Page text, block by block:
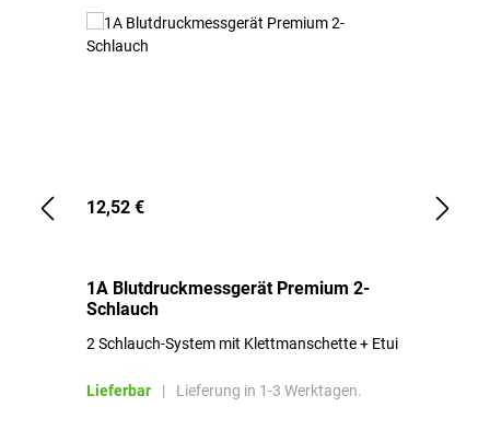
12,52 €
1A Blutdruckmessgerät Premium 2-
Schlauch
2 Schlauch-System mit Klettmanschette + Etui
Lieferbar | Lieferung in 1-3 Werktagen.